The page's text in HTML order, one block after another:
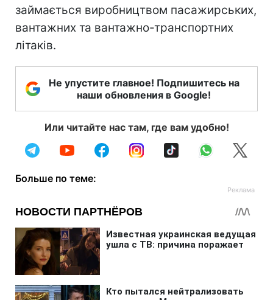
займається виробництвом пасажирських,
вантажних та вантажно-транспортних
літаків.
Не упустите главное! Подпишитесь на
наши обновления в Google!
Или читайте нас там, где вам удобно!
Больше по теме: